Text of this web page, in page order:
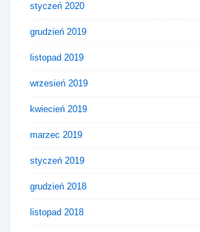
styczeń 2020
grudzień 2019
listopad 2019
wrzesień 2019
kwiecień 2019
marzec 2019
styczeń 2019
grudzień 2018
listopad 2018